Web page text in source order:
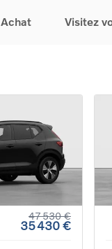
Achat
SUV
Visitez
Assurances
47 530 €
35 430 €